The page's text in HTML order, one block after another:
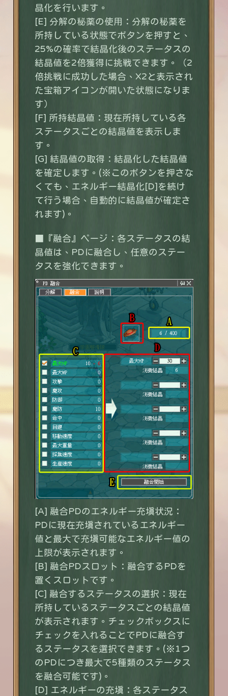
晶化を行います。
[E] 分解の秘薬の使用：分解の秘薬を
所持している状態でボタンを押すと、
25%の確率で結晶化後のステータスの
結晶値を2倍獲得に挑戦できます。（2
倍挑戦に成功した場合、X2と表示され
た宝箱アイコンが開いた状態になりま
す）
[F] 所持結晶値：現在所持している各
ステータスごとの結晶値を表示しま
す。
[G] 結晶値の取得：結晶化した結晶値
を確定します。(※このボタンを押さな
くても、エネルギー結晶化[D]を続け
て行う場合、自動的に結晶値が確定さ
れます)。
■『融合』ページ：各ステータスの結
晶値は、PDに融合し、任意のステー
タスを強化できます。
[A] 融合PDのエネルギー充填状況：
PDに現在充填されているエネルギー
値と最大で充填可能なエネルギー値の
上限が表示されます。
[B] 融合PDスロット：融合するPDを
置くスロットです。
[C] 融合するステータスの選択：現在
所持しているステータスごとの結晶値
が表示されます。チェックボックスに
チェックを入れることでPDに融合す
るステータスを選択できます。(※1つ
のPDにつき最大で5種類のステータス
を融合可能です)。
[D] エネルギーの充填：各ステータス